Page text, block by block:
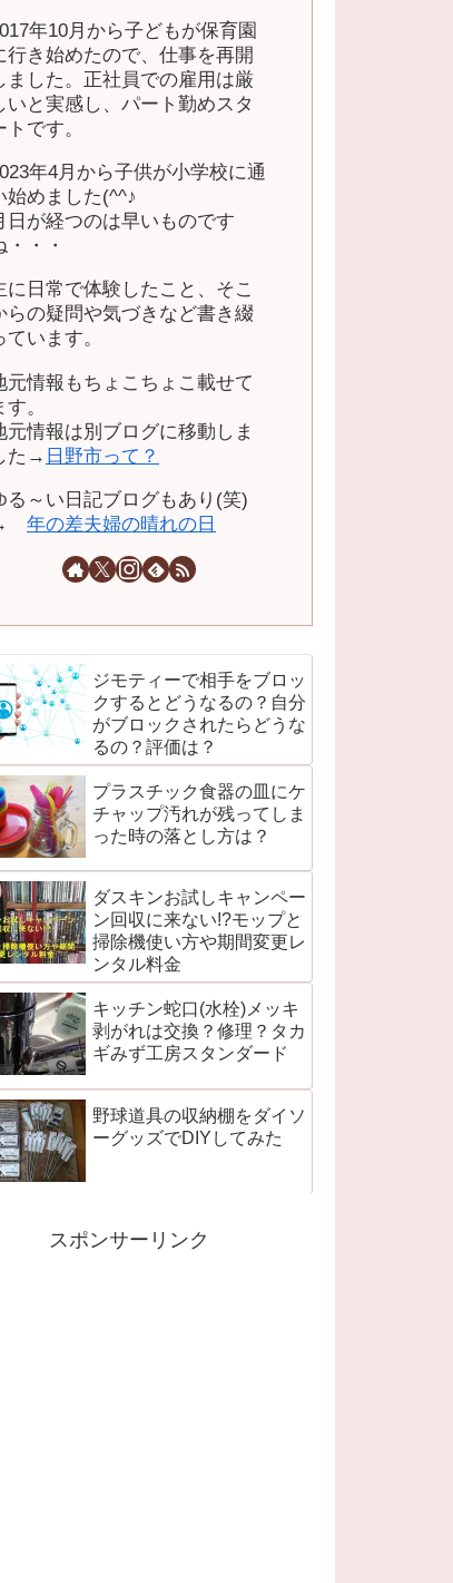
年10月から子どもが保育園
行き始めたので、仕事を再開
ました。正社員での雇用は厳
いと実感し、パート勤めスタ
トです。
年4月から子供が小学校に通
始めました(^^♪
日が経つのは早いものです
・・・
に日常で体験したこと、そこ
らの疑問や気づきなど書き綴
ています。
元情報もちょこちょこ載せて
す。
元情報は別ブログに移動しま
た→ 日野市って？
る～い日記ブログもあり(笑)
年の差夫婦の晴れの日
ジモティーで相手をブロッ
クするとどうなるの？自分
がブロックされたらどうな
るの？評価は？
プラスチック食器の皿にケ
チャップ汚れが残ってしま
った時の落とし方は？
ダスキンお試しキャンペー
ン回収に来ない!?モップと
掃除機使い方や期間変更レ
ンタル料金
キッチン蛇口(水栓)メッキ
剥がれは交換？修理？タカ
ギみず工房スタンダード
野球道具の収納棚をダイソ
ーグッズでDIYしてみた
スポンサーリンク